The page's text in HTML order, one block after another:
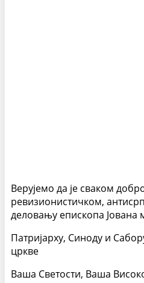
Верујемо да је сваком
ревизионистичком,
деловању епископа Јована
Патријарху, Синоду и
цркве
Ваша Светости, Ваша